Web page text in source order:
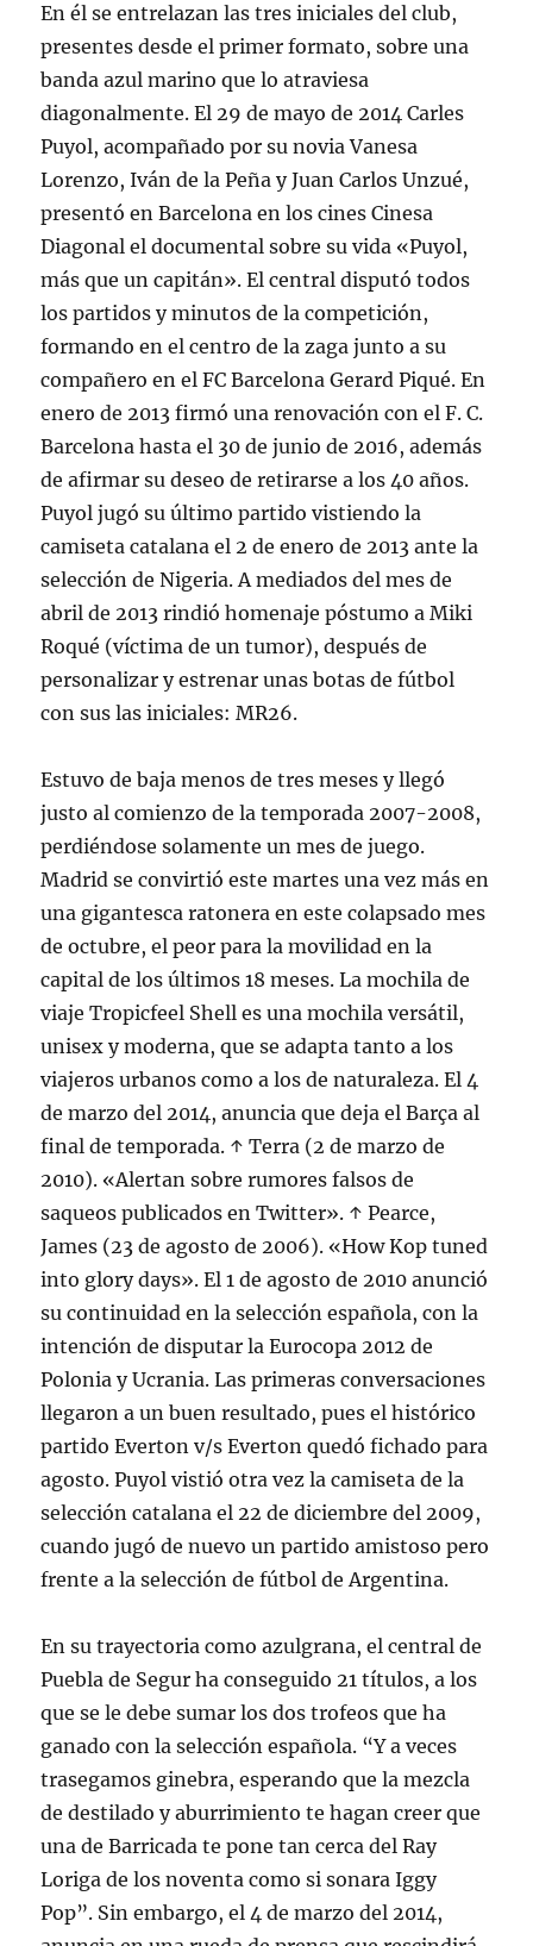
En él se entrelazan las tres iniciales del club,
presentes desde el primer formato, sobre una
banda azul marino que lo atraviesa
diagonalmente. El 29 de mayo de 2014 Carles
Puyol, acompañado por su novia Vanesa
Lorenzo, Iván de la Peña y Juan Carlos Unzué,
presentó en Barcelona en los cines Cinesa
Diagonal el documental sobre su vida «Puyol,
más que un capitán». El central disputó todos
los partidos y minutos de la competición,
formando en el centro de la zaga junto a su
compañero en el FC Barcelona Gerard Piqué. En
enero de 2013 firmó una renovación con el F. C.
Barcelona hasta el 30 de junio de 2016, además
de afirmar su deseo de retirarse a los 40 años.
Puyol jugó su último partido vistiendo la
camiseta catalana el 2 de enero de 2013 ante la
selección de Nigeria. A mediados del mes de
abril de 2013 rindió homenaje póstumo a Miki
Roqué (víctima de un tumor), después de
personalizar y estrenar unas botas de fútbol
con sus las iniciales: MR26.
Estuvo de baja menos de tres meses y llegó
justo al comienzo de la temporada 2007-2008,
perdiéndose solamente un mes de juego.
Madrid se convirtió este martes una vez más en
una gigantesca ratonera en este colapsado mes
de octubre, el peor para la movilidad en la
capital de los últimos 18 meses. La mochila de
viaje Tropicfeel Shell es una mochila versátil,
unisex y moderna, que se adapta tanto a los
viajeros urbanos como a los de naturaleza. El 4
de marzo del 2014, anuncia que deja el Barça al
final de temporada. ↑ Terra (2 de marzo de
2010). «Alertan sobre rumores falsos de
saqueos publicados en Twitter». ↑ Pearce,
James (23 de agosto de 2006). «How Kop tuned
into glory days». El 1 de agosto de 2010 anunció
su continuidad en la selección española, con la
intención de disputar la Eurocopa 2012 de
Polonia y Ucrania. Las primeras conversaciones
llegaron a un buen resultado, pues el histórico
partido Everton v/s Everton quedó fichado para
agosto. Puyol vistió otra vez la camiseta de la
selección catalana el 22 de diciembre del 2009,
cuando jugó de nuevo un partido amistoso pero
frente a la selección de fútbol de Argentina.
En su trayectoria como azulgrana, el central de
Puebla de Segur ha conseguido 21 títulos, a los
que se le debe sumar los dos trofeos que ha
ganado con la selección española. “Y a veces
trasegamos ginebra, esperando que la mezcla
de destilado y aburrimiento te hagan creer que
una de Barricada te pone tan cerca del Ray
Loriga de los noventa como si sonara Iggy
Pop”. Sin embargo, el 4 de marzo del 2014,